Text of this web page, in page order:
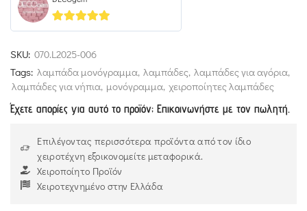
5out of 5
SKU: 070.L2025-006
Tags: λαμπάδα μονόγραμμα, λαμπάδες, λαμπάδες για αγόρια,
λαμπάδες για νήπια, μονόγραμμα, χειροποίητες λαμπάδες
Έχετε απορίες για αυτό το προϊόν; Επικοινωνήστε με τον πωλητή.
Επιλέγοντας περισσότερα προϊόντα από τον ίδιο
χειροτέχνη εξοικονομείτε μεταφορικά.
Χειροποίητο Προϊόν
Χειροτεχνημένο στην Ελλάδα